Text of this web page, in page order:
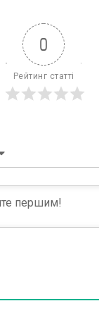
0
Рейтинг статті